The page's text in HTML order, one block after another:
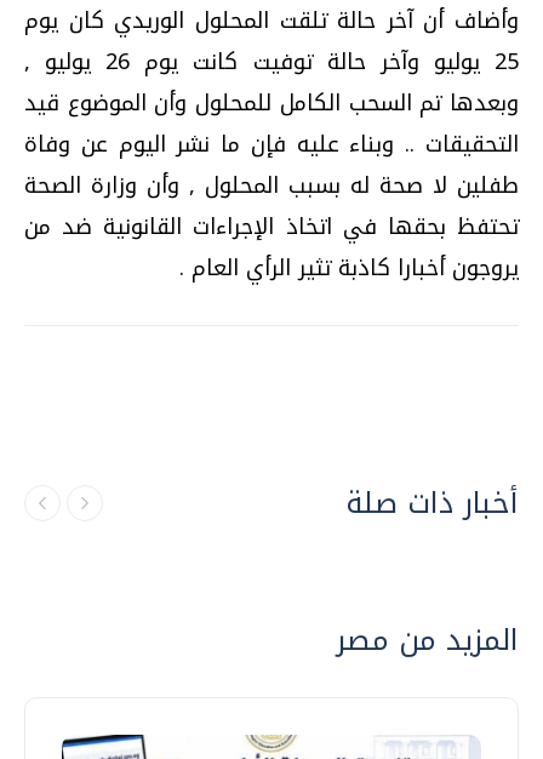
وأضاف أن آخر حالة تلقت المحلول الوريدي كان يوم
25 يوليو وآخر حالة توفيت كانت يوم 26 يوليو ,
وبعدها تم السحب الكامل للمحلول وأن الموضوع قيد
التحقيقات .. وبناء عليه فإن ما نشر اليوم عن وفاة
طفلين لا صحة له بسبب المحلول , وأن وزارة الصحة
تحتفظ بحقها في اتخاذ الإجراءات القانونية ضد من
يروجون أخبارا كاذبة تثير الرأي العام .
أخبار ذات صلة
المزيد من مصر